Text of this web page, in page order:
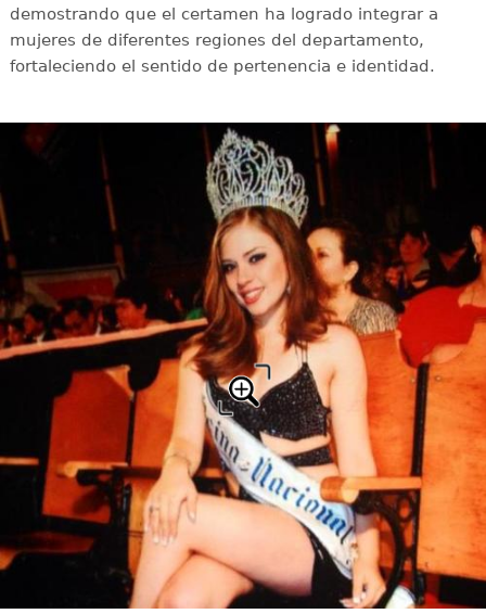
demostrando que el certamen ha logrado integrar a
mujeres de diferentes regiones del departamento,
fortaleciendo el sentido de pertenencia e identidad.